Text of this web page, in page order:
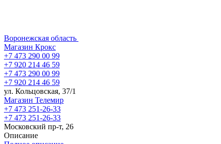
Воронежская область
Магазин Крокс
+7 473 290 00 99
+7 920 214 46 59
+7 473 290 00 99
+7 920 214 46 59
ул. Кольцовская, 37/1
Магазин Телемир
+7 473 251-26-33
+7 473 251-26-33
Московский пр-т, 26
Описание